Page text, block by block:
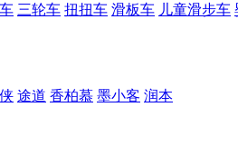
三轮车 扭扭车 滑板车 儿童滑步车
途道 香柏慕 墨小客 润本